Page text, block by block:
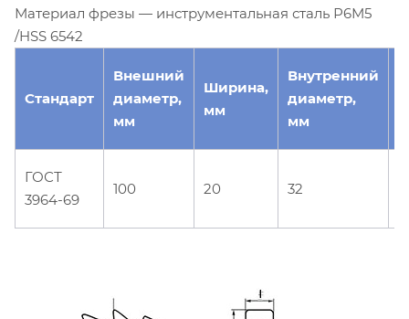
Материал фрезы — инструментальная сталь Р6М5
/HSS 6542
Стандарт
Внешний
диаметр,
мм
Ширина,
мм
Внутренний
диаметр,
мм
ГОСТ
3964-69
100 20 32